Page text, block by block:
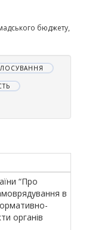
бюджету,
“Про
в
органів